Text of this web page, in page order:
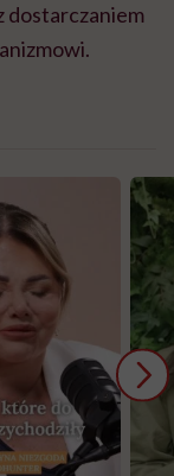
dostarczaniem